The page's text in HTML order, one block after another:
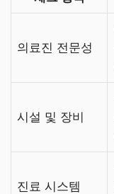
의료진 전문성
시설 및 장비
진료 시스템